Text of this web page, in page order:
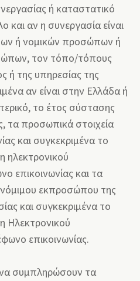
ή καταστατικό
και αν η συνεργασία είναι
ή νομικών προσώπων ή
τον τόπο/τόπους
ή της υπηρεσίας της
αν είναι στην Ελλάδα ή
το έτος σύστασης
τα προσωπικά στοιχεία
και συγκεκριμένα το
επικοινωνίας και τα
εκπροσώπου της
και συγκεκριμένα το
Ηλεκτρονικού
επικοινωνίας.
συμπληρώσουν τα